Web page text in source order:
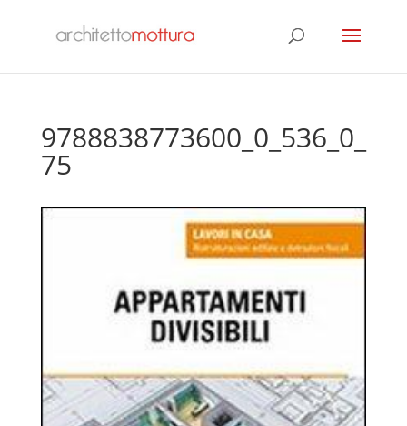
9788838773600_0_536_0_
75